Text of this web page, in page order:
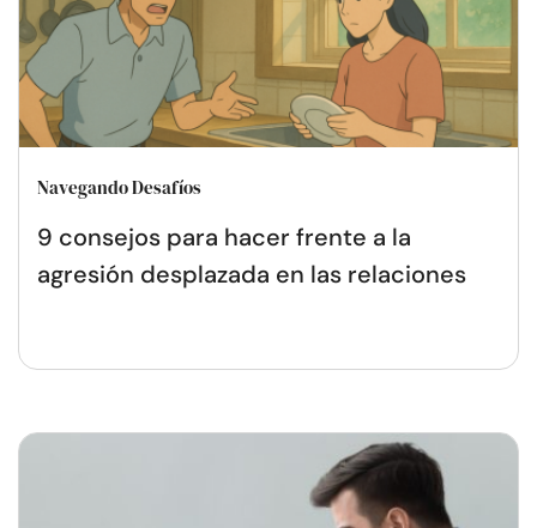
Navegando Desafíos
9 consejos para hacer frente a la
agresión desplazada en las relaciones